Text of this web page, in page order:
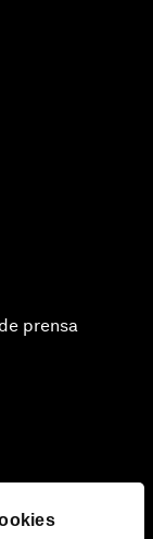
prensa